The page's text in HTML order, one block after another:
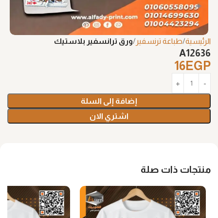
الرئيسية طباعة ترنسفير ورق ترانسفير بلاستيك
A12636
16EGP
إضافة إلى السلة
اشتري الان
منتجات ذات صلة